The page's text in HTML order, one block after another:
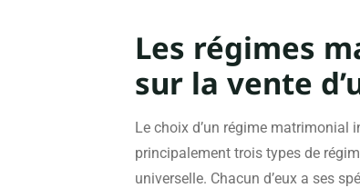
Les régimes
sur la vente
Le choix d’un régime matrimonial
principalement trois types de
universelle. Chacun d’eux a ses